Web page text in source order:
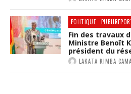
POLITIQUE
Fin des travaux
Ministre Benoît
président du
LAKATA KIMBA